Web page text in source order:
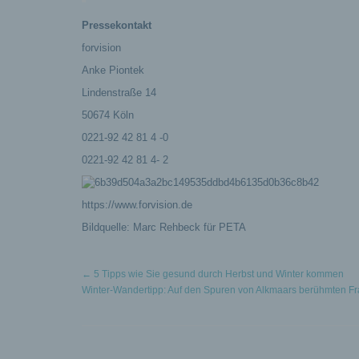
Pressekontakt
forvision
Anke Piontek
Lindenstraße 14
50674 Köln
0221-92 42 81 4 -0
0221-92 42 81 4- 2
https://www.forvision.de
Bildquelle: Marc Rehbeck für PETA
← 5 Tipps wie Sie gesund durch Herbst und Winter kommen
Winter-Wandertipp: Auf den Spuren von Alkmaars berühmten